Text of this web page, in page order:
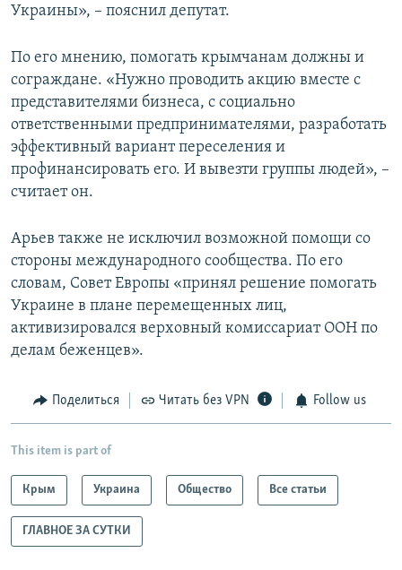
Украины», – пояснил депутат.
По его мнению, помогать крымчанам должны и
сограждане. «Нужно проводить акцию вместе с
представителями бизнеса, с социально
ответственными предпринимателями, разработать
эффективный вариант переселения и
профинансировать его. И вывезти группы людей», –
считает он.
Арьев также не исключил возможной помощи со
стороны международного сообщества. По его
словам, Совет Европы «принял решение помогать
Украине в плане перемещенных лиц,
активизировался верховный комиссариат ООН по
делам беженцев».
Поделиться Читать без VPN Follow us
This item is part of
Крым Украина Общество Все статьи
ГЛАВНОЕ ЗА СУТКИ